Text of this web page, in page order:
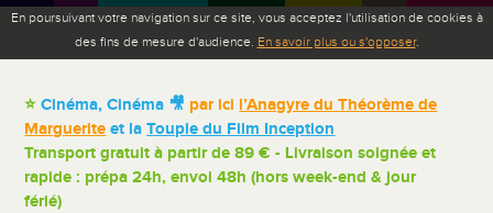
En poursuivant votre navigation sur ce site, vous acceptez l'utilisation de cookies à
des fins de mesure d'audience. En savoir plus ou s'opposer.
⭐Cinéma, Cinéma 🎥 par ici l’Anagyre du Théorème de
Marguerite et laToupie du Film Inception
Transport gratuit à partir de 89 € - Livraison soignée et
rapide : prépa 24h, envoi 48h (hors week-end & jour
férié)